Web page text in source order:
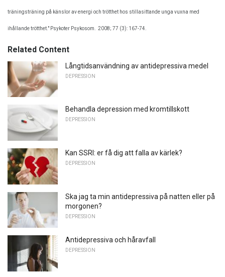
träningsträning på känslor av energi och trötthet hos stillasittande unga vuxna med
ihållande trötthet." Psykoter Psykosom. 2008; 77 (3): 167-74.
Related Content
Långtidsanvändning av antidepressiva medel
DEPRESSION
Behandla depression med kromtillskott
DEPRESSION
Kan SSRI: er få dig att falla av kärlek?
DEPRESSION
Ska jag ta min antidepressiva på natten eller på
morgonen?
DEPRESSION
Antidepressiva och håravfall
DEPRESSION